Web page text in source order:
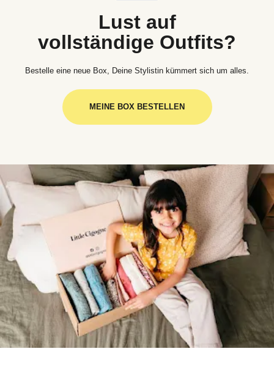
Lust auf
vollständige Outfits?
Bestelle eine neue Box, Deine Stylistin kümmert sich um alles.
MEINE BOX BESTELLEN